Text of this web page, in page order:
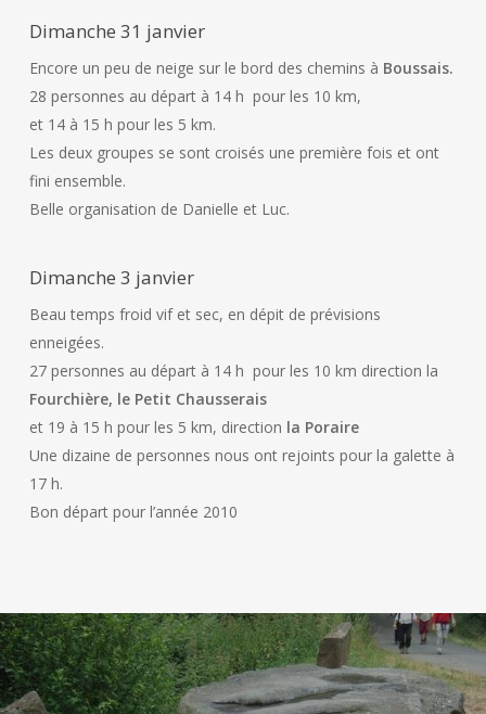
Dimanche 31 janvier
Encore un peu de neige sur le bord des chemins à Boussais.
28 personnes au départ à 14 h pour les 10 km,
et 14 à 15 h pour les 5 km.
Les deux groupes se sont croisés une première fois et ont
fini ensemble.
Belle organisation de Danielle et Luc.
Dimanche 3 janvier
Beau temps froid vif et sec, en dépit de prévisions
enneigées.
27 personnes au départ à 14 h pour les 10 km direction la
Fourchière, le Petit Chausserais
et 19 à 15 h pour les 5 km, direction la Poraire
Une dizaine de personnes nous ont rejoints pour la galette à
17 h.
Bon départ pour l’année 2010